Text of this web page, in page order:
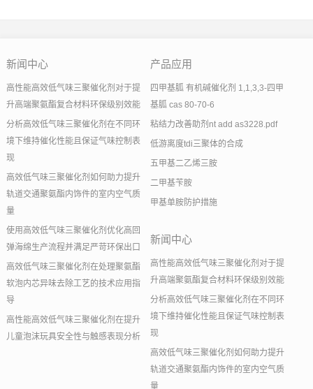
新闻中心
高性能高效低气味三聚催化剂对于提
升高端聚氨酯复合材料环保级别效能
分析高效低气味三聚催化剂在不同环
境下维持催化性能且保证气味控制表
现
高效低气味三聚催化剂如何助力提升
轨道交通聚氨酯内饰件的室内空气质
量
使用高效低气味三聚催化剂优化高回
弹海绵生产流程并满足严苛环保出口
高效低气味三聚催化剂在处理聚氨酯
软泡内芯异味去除工艺的技术应用指
导
高性能高效低气味三聚催化剂在提升
儿童泡沫玩具安全性与触感表现分析
产品应用
四甲基胍 有机碱催化剂 1,1,3,3-四甲
基胍 cas 80-70-6
粘结力改善助剂nt add as3228.pdf
低游离度tdi三聚体的合成
五甲基二乙烯三胺
二甲基苄胺
甲基单胺防护措施
新闻中心
高性能高效低气味三聚催化剂对于提
升高端聚氨酯复合材料环保级别效能
分析高效低气味三聚催化剂在不同环
境下维持催化性能且保证气味控制表
现
高效低气味三聚催化剂如何助力提升
轨道交通聚氨酯内饰件的室内空气质
量